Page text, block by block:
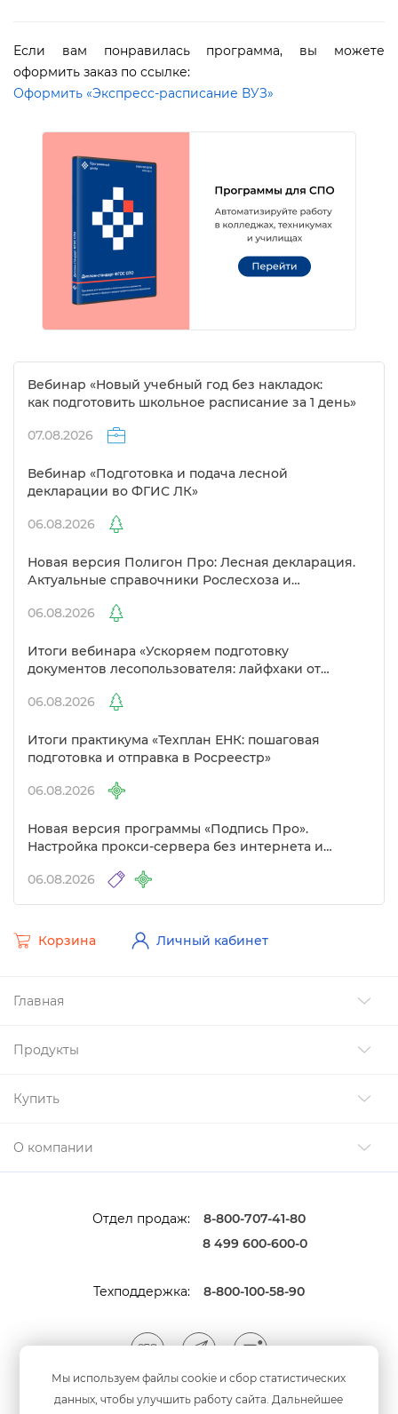
Мы используем файлы cookie и сбор статистических
данных, чтобы улучшить работу сайта. Дальнейшее
Если вам понравилась программа, вы можете
оформить заказ по ссылке:
Оформить «Экспресс-расписание ВУЗ»
ебинар «Новый учебный год без накладок:
как подготовить школьное расписание за 1 день»
07.08.2026
ебинар «Подготовка и подача лесной
декларации во ФГИС ЛК»
06.08.2026
Новая версия Полигон Про: Лесная декларация.
Актуальные справочники Рослесхоза и
06.08.2026
Итоги вебинара «Ускоряем подготовку
документов лесопользователя: лайфхаки от
06.08.2026
Итоги практикума «Техплан ЕНК: пошаговая
подготовка и отправка в Росреестр»
06.08.2026
Новая версия программы «Подпись Про».
Настройка прокси-сервера без интернета и
06.08.2026
Главная
Продукты
Купить
О компании
Корзина Личный кабинет
Отдел продаж:
8-800-707-41-80
8 499 600-600-0
Техподдержка: 8-800-100-58-90
Мы принимаем оплату